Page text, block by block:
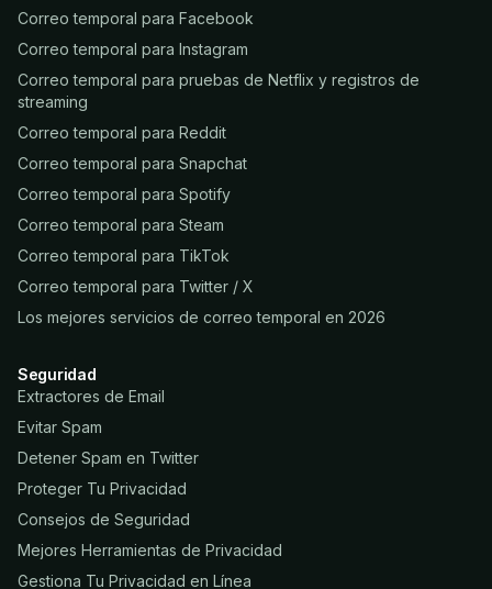
Correo temporal para Facebook
Correo temporal para Instagram
Correo temporal para pruebas de Netflix y registros de
streaming
Correo temporal para Reddit
Correo temporal para Snapchat
Correo temporal para Spotify
Correo temporal para Steam
Correo temporal para TikTok
Correo temporal para Twitter / X
Los mejores servicios de correo temporal en 2026
Seguridad
Extractores de Email
Evitar Spam
Detener Spam en Twitter
Proteger Tu Privacidad
Consejos de Seguridad
Mejores Herramientas de Privacidad
Gestiona Tu Privacidad en Línea